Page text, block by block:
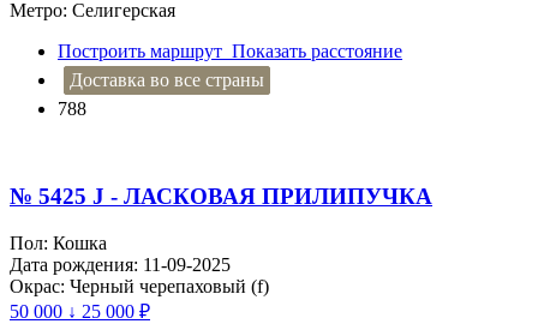
Метро: Селигерская
Построить маршрут Показать расстояние
Доставка во все страны
788
№ 5425 J - ЛАСКОВАЯ ПРИЛИПУЧКА
Пол: Кошка
Дата рождения: 11-09-2025
Окрас: Черный черепаховый (f)
50 000 ↓ 25 000 ₽